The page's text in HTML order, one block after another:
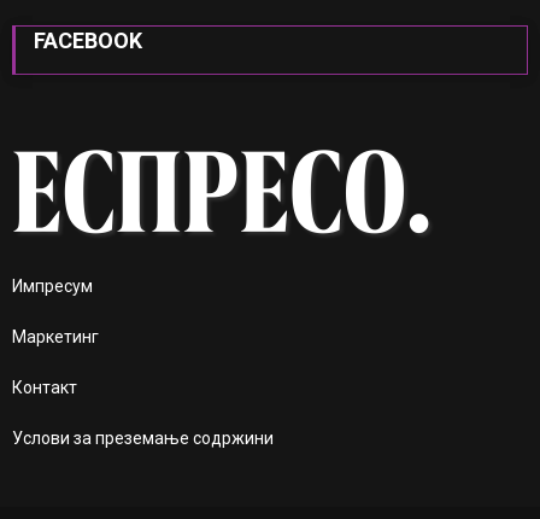
FACEBOOK
Импресум
Маркетинг
Контакт
Услови за преземање содржини